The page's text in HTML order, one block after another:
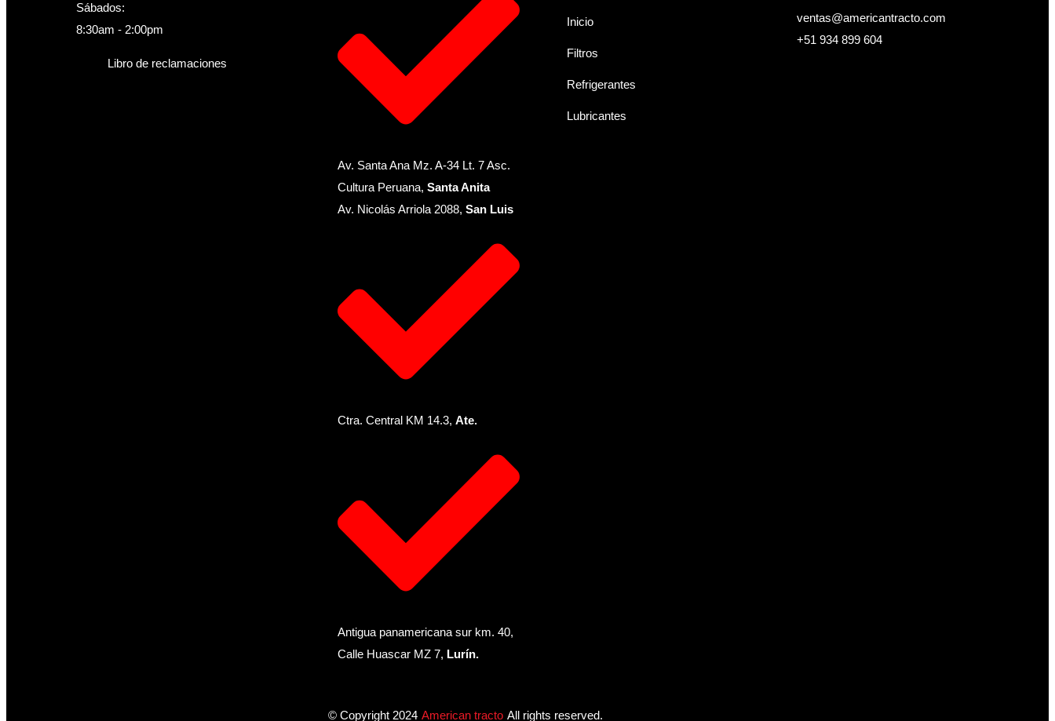
Sábados:
8:30am - 2:00pm
Libro de reclamaciones
Av. Santa Ana Mz. A-34 Lt. 7 Asc.
Cultura Peruana, Santa Anita
Av. Nicolás Arriola 2088, San Luis
Ctra. Central KM 14.3, Ate.
Antigua panamericana sur km. 40,
Calle Huascar MZ 7, Lurín.
Inicio
Filtros
Refrigerantes
Lubricantes
ventas@americantracto.com
+51 934 899 604
© Copyright 2024 American tracto All rights reserved.